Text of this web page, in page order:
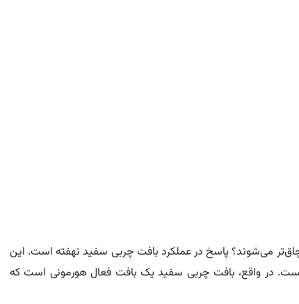
چاق‌تر می‌شوند؟ پاسخ در عملکرد بافت چربی سفید نهفته است. این
در واقع، بافت چربی سفید یک بافت فعال هورمونی است که